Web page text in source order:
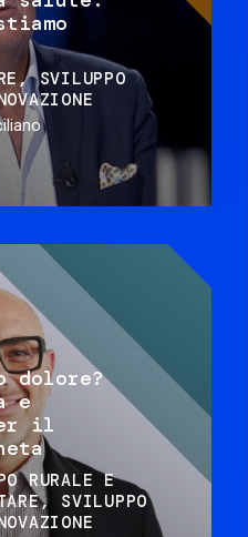
SVILUPPO
dolore?
e
il
RURALE E
SVILUPPO